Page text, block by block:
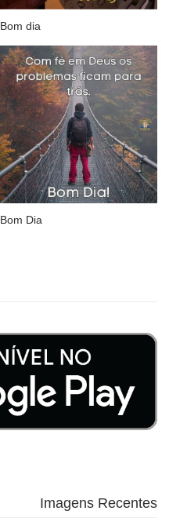
Bom dia
Bom Dia
Imagens Recentes